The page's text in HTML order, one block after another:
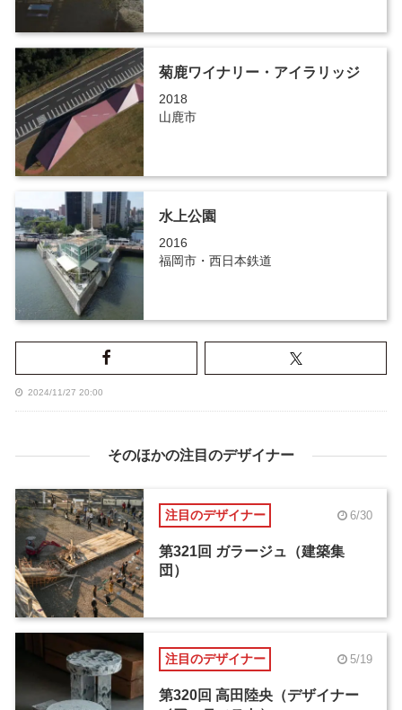
菊鹿ワイナリー・アイラリッジ
2018
山鹿市
水上公園
2016
福岡市・西日本鉄道
2024/11/27 20:00
そのほかの注目のデザイナー
注目のデザイナー 6/30
第321回 ガラージュ（建築集
団）
注目のデザイナー 5/19
第320回 高田陸央（デザイナー